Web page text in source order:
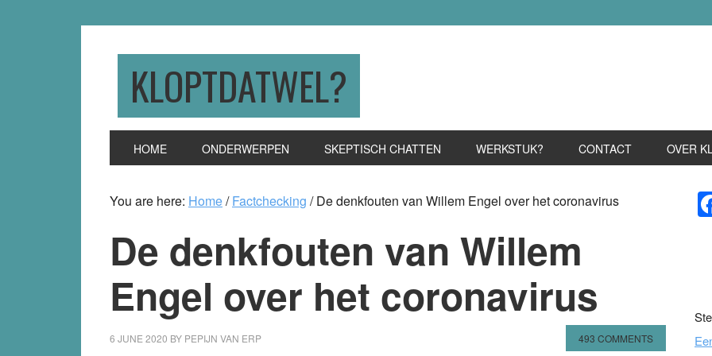
KLOPTDATWEL?
HOME ONDERWERPEN SKEPTISCH CHATTEN WERKSTUK? CONTACT OVER
You are here: Home/ Factchecking /De denkfouten van Willem Engel over het coronavirus
De denkfouten van Willem
Engel over het coronavirus
6 JUNE 2020 BY PEPIJN VAN ERP 493 COMMENTS